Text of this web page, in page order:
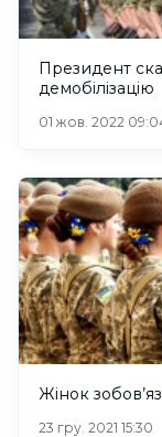
Президент
демобілізацію
01 жов. 2022
Жінок
23 гру. 2021 15:30